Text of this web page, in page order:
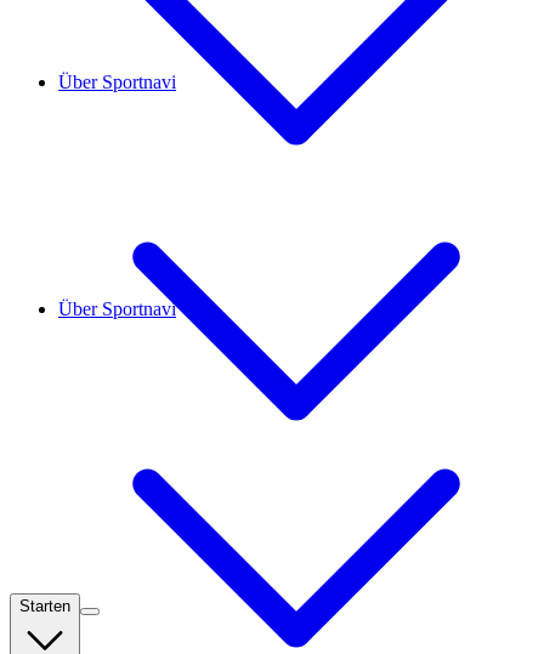
Über Sportnavi
Starten
Über Sportnavi